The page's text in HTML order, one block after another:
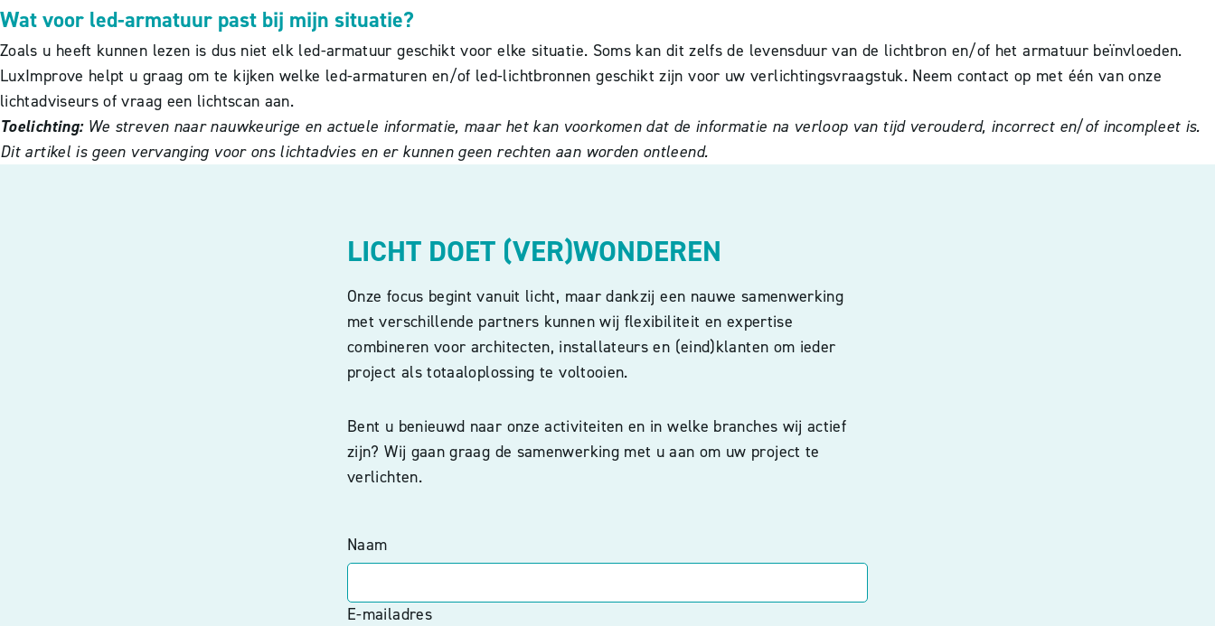
Wat voor led-armatuur past bij mijn situatie?
Zoals u heeft kunnen lezen is dus niet elk led-armatuur geschikt voor elke situatie. Soms kan dit zelfs de levensduur van de lichtbron en/of het armatuur beïnvloeden.
LuxImprove helpt u graag om te kijken welke led-armaturen en/of led-lichtbronnen geschikt zijn voor uw verlichtingsvraagstuk. Neem contact op met één van onze
lichtadviseurs of vraag een lichtscan aan.
Toelichting: We streven naar nauwkeurige en actuele informatie, maar het kan voorkomen dat de informatie na verloop van tijd verouderd, incorrect en/of incompleet is.
Dit artikel is geen vervanging voor ons lichtadvies en er kunnen geen rechten aan worden ontleend.
LICHT DOET (VER)WONDEREN
Onze focus begint vanuit licht, maar dankzij een nauwe samenwerking
met verschillende partners kunnen wij flexibiliteit en expertise
combineren voor architecten, installateurs en (eind)klanten om ieder
project als totaaloplossing te voltooien.
Bent u benieuwd naar onze activiteiten en in welke branches wij actief
zijn? Wij gaan graag de samenwerking met u aan om uw project te
verlichten.
Naam
E-mailadres